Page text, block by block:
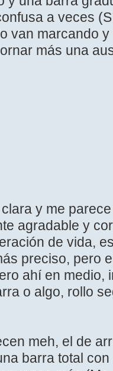
a veces
van marcando
más una
y me
agradable y
de vida,
preciso, pero
ahí en medio,
o algo, rollo
meh, el de
barra total